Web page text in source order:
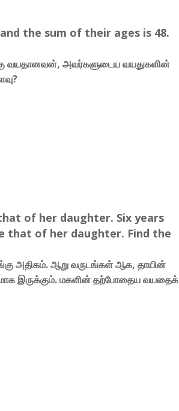
the sum of their ages is 48.
வயதானவன், அவர்களுடைய வயதுகளின்
of her daughter. Six years
that of her daughter. Find the
அதிகம். ஆறு வருடங்கள் ஆக, தாயின்
இருக்கும். மகளின் தற்போதைய வயதைக்